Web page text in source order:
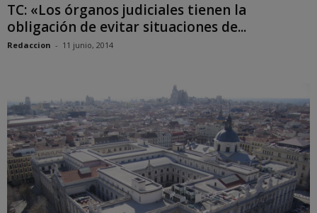
TC: «Los órganos judiciales tienen la
obligación de evitar situaciones de...
Redaccion - 11 junio, 2014